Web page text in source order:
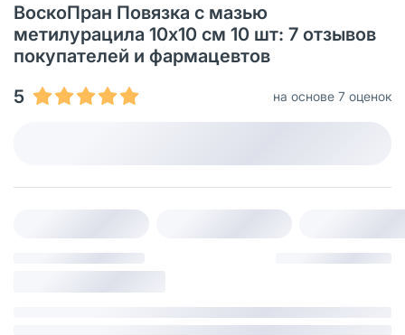
ВоскоПран Повязка с мазью
метилурацила 10х10 см 10 шт: 7 отзывов
покупателей и фармацевтов
5
на основе 7 оценок